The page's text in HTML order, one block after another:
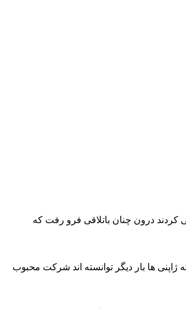
کردند درون چنان باتلاقی فرو رفت که
ها بار دیگر توانسته اند شرکت محبوب